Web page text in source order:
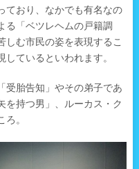
ており、なかでも有名なの
る「ベツレヘムの戸籍調
しむ市民の姿を表現するこ
ているといわれます。
受胎告知」やその弟子であ
を持つ男」、ルーカス・ク
。